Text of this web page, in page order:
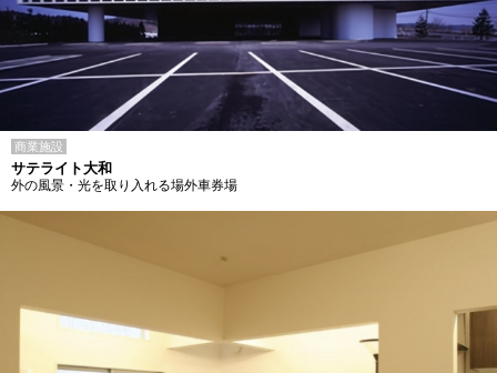
商業施設
サテライト大和
外の風景・光を取り入れる場外車券場